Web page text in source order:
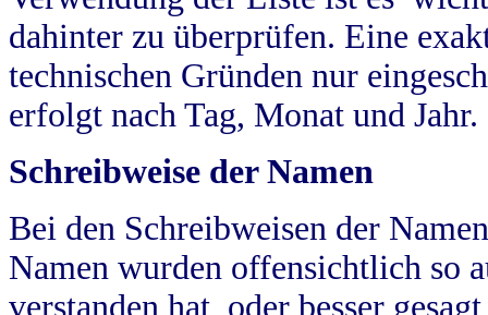
dahinter zu überprüfen. Eine
technischen Gründen nur
erfolgt nach Tag, Monat und Jahr.
Schreibweise der Namen
Bei den Schreibweisen der
Namen wurden offensichtlich so
verstanden hat, oder besser